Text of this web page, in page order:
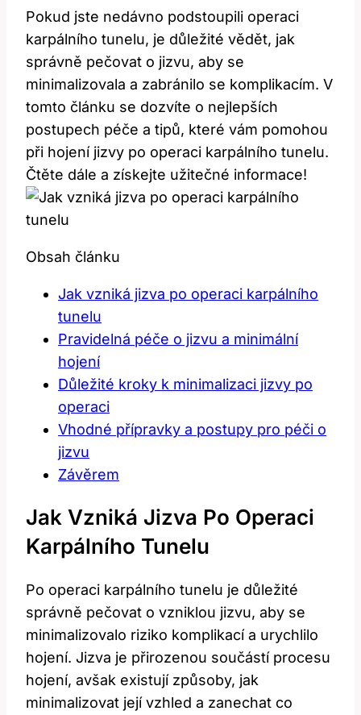
Pokud‍ jste nedávno podstoupili operaci
karpálního tunelu, je důležité vědět, jak
správně pečovat o jizvu, aby ⁣se
minimalizovala a zabránilo‍ se komplikacím. V
tomto⁣ článku se dozvíte o nejlepších
postupech péče a ⁣tipů, které vám pomohou
při hojení jizvy po​ operaci karpálního tunelu.
⁣Čtěte dále a získejte užitečné informace!
Obsah článku
Jak vzniká jizva po⁤ operaci karpálního
tunelu
Pravidelná péče o jizvu a⁤ minimální
hojení
Důležité kroky ⁣k minimalizaci jizvy po
operaci
Vhodné přípravky a postupy pro péči ​o
jizvu
Závěrem
Jak Vzniká Jizva Po⁤ Operaci
Karpálního Tunelu
Po operaci karpálního tunelu je důležité
správně ⁤pečovat o vzniklou jizvu, aby se
minimalizovalo riziko komplikací a urychlilo
hojení. Jizva je přirozenou součástí procesu
hojení, avšak existují způsoby, jak
minimalizovat její vzhled ⁣a zanechat co